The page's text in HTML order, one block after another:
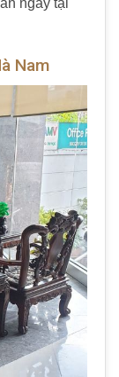
ngay tại
Nam